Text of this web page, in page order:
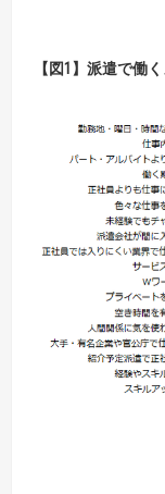
【図1】派遣で働